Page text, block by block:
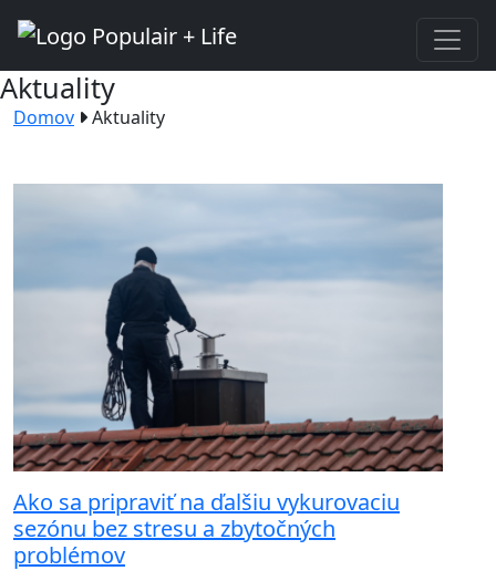
Aktuality
Domov Aktuality
Ako sa pripraviť na ďalšiu vykurovaciu
sezónu bez stresu a zbytočných
problémov